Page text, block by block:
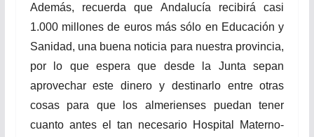
Además, recuerda que Andalucía recibirá casi
1.000 millones de euros más sólo en Educación y
Sanidad, una buena noticia para nuestra provincia,
por lo que espera que desde la Junta sepan
aprovechar este dinero y destinarlo entre otras
cosas para que los almerienses puedan tener
cuanto antes el tan necesario Hospital Materno-